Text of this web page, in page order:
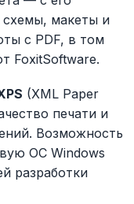
схемы, макеты и
с PDF, в том
FoxitSoftware.
(XML Paper
печати и
Возможность
ОС Windows
разработки